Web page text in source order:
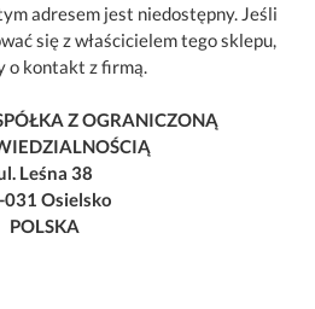
adresem jest niedostępny. Jeśli
się z właścicielem tego sklepu,
o kontakt z firmą.
Z OGRANICZONĄ
Leśna 38
031 Osielsko
POLSKA